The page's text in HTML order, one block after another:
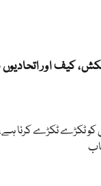
کیف اور اتحادیوں
ٹکڑے ٹکڑے کرنا